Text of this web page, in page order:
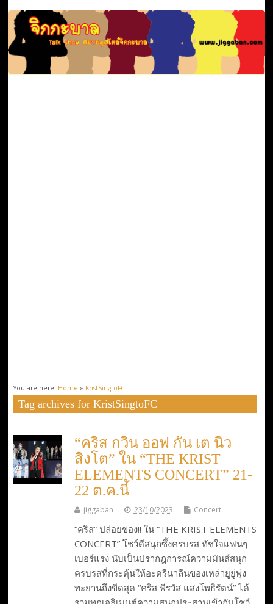
You are here: Home » KristSingtoFC
Tag archives for KristSingtoFC
“คริส กวิน ออฟ กัน เต นิว
สิงโต” ใน “THE KRIST
ELEMENTS CONCERT” 21-
22 ต.ค.นี้
jiggaban 23/10/2023 Concert
“คริส” ปล่อยของ!! ใน “THE KRIST ELEMENTS
CONCERT” โชว์ดีสนุกซึ้งครบรส ทัชใจแฟนๆ
เบอร์แรง นับเป็นปรากฎการณ์ความมันส์สนุก
ครบรสที่กระตุ้นให้อะดรีนาลีนของเหล่ายูยู่พุ่ง
ทะยานถึงขีดสุด “คริส พีรวัส แสงโพธิรัตน์” ได้